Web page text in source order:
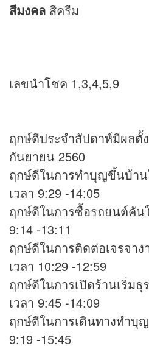
สีมงคล สีครีม
เลขนำโชค 1,3,4,5,9
ฤกษ์ดีประจำสัปดาห์มีผลตั้
กันยายน 2560
ฤกษ์ดีในการทำบุญขึ้นบ้าน
เวลา 9:29 -14:05
ฤกษ์ดีในการซื้อรถยนต์คัน
9:14 -13:11
ฤกษ์ดีในการติดต่อเจรจาง
เวลา 10:29 -12:59
ฤกษ์ดีในการเปิดร้านเริ่มธุ
เวลา 9:45 -14:09
ฤกษ์ดีในการเดินทางทำบุ
9:19 -15:45